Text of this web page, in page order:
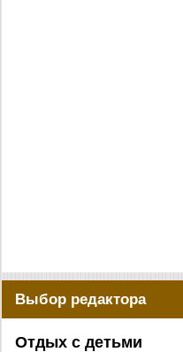
Выбор редактора
Отдых с детьми